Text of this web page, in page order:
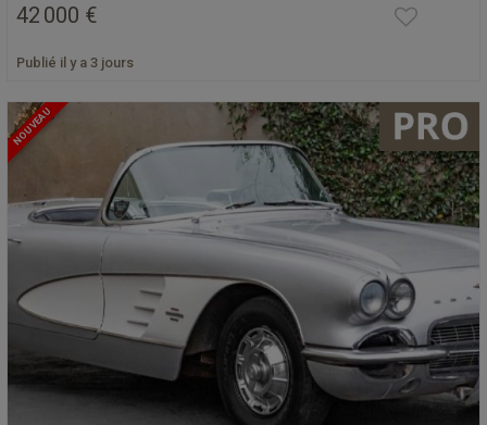
42 000 €
Publié il y a 3 jours
NOUVEAU